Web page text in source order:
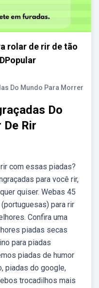
rolar de rir de tão
Do Mundo Para Morrer
Do
Rir
com essas piadas?
para você rir,
quiser. Webas 45
para rir
Confira uma
piadas secas
para piadas
piadas de humor
piadas do google,
trocadilhos mais